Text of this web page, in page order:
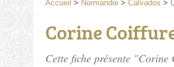
Accueil > Normandie > Calvados >
Corine
Cette fiche présente